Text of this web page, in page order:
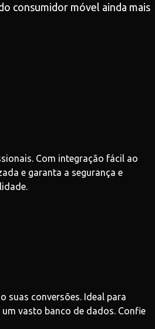
consumidor móvel ainda mais
Com integração fácil ao
e garanta a segurança e
suas conversões. Ideal para
vasto banco de dados. Confie